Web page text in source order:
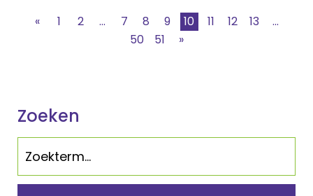
«
1 2 ... 7 8 9 10 11 12 13
...
50
51 »
Zoeken